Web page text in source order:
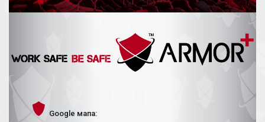
Google мапа: